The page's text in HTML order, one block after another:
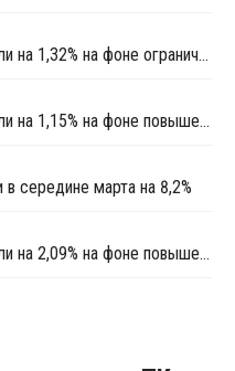
Фьючерсы ЛПНП в Китае выросли на 1,32% на фоне ограниченного предложения на рынке upstream
Фьючерсы ЛПНП в Китае выросли на 1,15% на фоне повышения котировок сырой нефти
середине марта на 8,2%
Фьючерсы ЛПНП в Китае выросли на 2,09% на фоне повышения котировок сырой нефти